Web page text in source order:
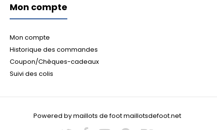
Mon compte
Mon compte
Historique des commandes
Coupon/Chèques-cadeaux
Suivi des colis
Powered by maillots de foot maillotsdefoot.net